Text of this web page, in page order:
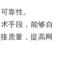
靠性。
手段，能够自
质量，提高网